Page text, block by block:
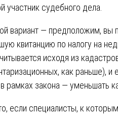
участник судебного дела.
вариант — предположим, вы
квитанцию по налогу на
исходя из
как раньше),
рамках закона — уменьшать
если специалисты, к